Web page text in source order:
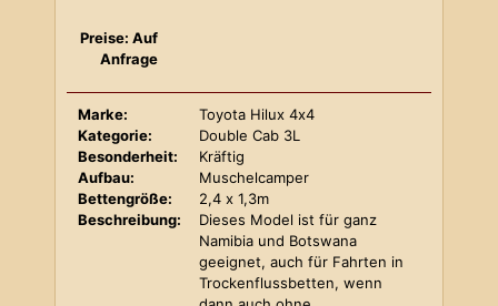
Preise: Auf
Anfrage
Marke:
Toyota Hilux 4x4
Kategorie:
Double Cab 3L
Besonderheit:
Kräftig
Aufbau:
Muschelcamper
Bettengröße:
2,4 x 1,3m
Beschreibung:
Dieses Model ist für ganz
Namibia und Botswana
geeignet, auch für Fahrten in
Trockenflussbetten, wenn